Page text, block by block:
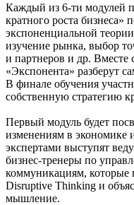
Каждый из 6-ти модулей
кратного роста бизнеса»
экспоненциальной
изучение рынка, выбор
и партнеров и др. Вместе
«Экспонента» разберут
В финале обучения
собственную стратегию
Первый модуль будет
изменениям в экономике
экспертами выступят
бизнес-тренеры по
коммуникациям, которые
Disruptive Thinking и
мышление.